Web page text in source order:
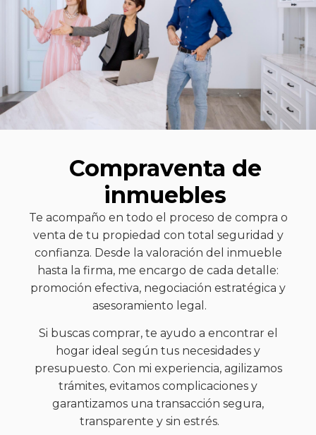
Compraventa de
inmuebles
Te acompaño en todo el proceso de compra o
venta de tu propiedad con total seguridad y
confianza. Desde la valoración del inmueble
hasta la firma, me encargo de cada detalle:
promoción efectiva, negociación estratégica y
asesoramiento legal.
Si buscas comprar, te ayudo a encontrar el
hogar ideal según tus necesidades y
presupuesto. Con mi experiencia, agilizamos
trámites, evitamos complicaciones y
garantizamos una transacción segura,
transparente y sin estrés.